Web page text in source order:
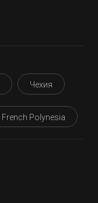
Чехия
French Polynesia